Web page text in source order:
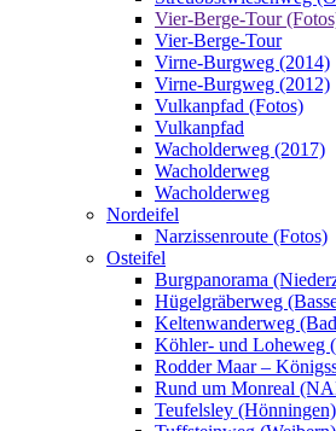
Vier-Berge-Tour
Vier-Berge-Tour
Virne-Burgweg (2014)
Virne-Burgweg (2012)
Vulkanpfad (Fotos)
Vulkanpfad
Wacholderweg (2017)
Wacholderweg
Wacholderweg
Nordeifel
Narzissenroute (Fotos)
Osteifel
Burgpanorama
Hügelgräberweg
Keltenwanderweg
Köhler- und Loheweg
Rodder Maar –
Rund um Monreal
Teufelsley (Hönningen)